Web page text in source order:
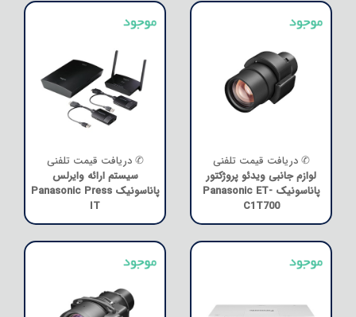
✆ دریافت قیمت تلفنی
لوازم جانبی ویدئو پروژکتور
پاناسونیک Panasonic ET-
C1T700
✆ دریافت قیمت تلفنی
سیستم ارائه وایرلس
پاناسونیک Panasonic Press
IT